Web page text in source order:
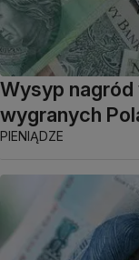
Wysyp
wygranych
PIENIĄDZE